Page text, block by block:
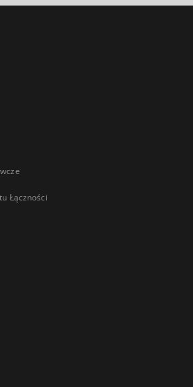
Łączności